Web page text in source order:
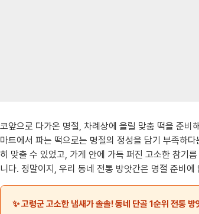
코앞으로 다가온 명절, 차례상에 올릴 맞춤 떡을 준비
마트에서 파는 떡으로는 명절의 정성을 담기 부족하
히 맞출 수 있었고, 가게 안에 가득 퍼진 고소한 참기
니다. 정말이지, 우리 동네 전통 방앗간은 명절 준비에
✨ 고령군 고소한 냄새가 솔솔! 동네 단골 1순위 전통 방